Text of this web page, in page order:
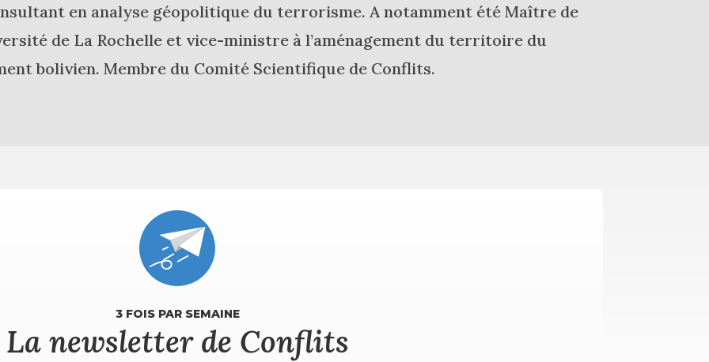
en analyse géopolitique du terrorisme. A notamment été Maître de
de La Rochelle et vice-ministre à l’aménagement du territoire du
bolivien. Membre du Comité Scientifique de Conflits.
3 FOIS PAR SEMAINE
La newsletter de Conflits